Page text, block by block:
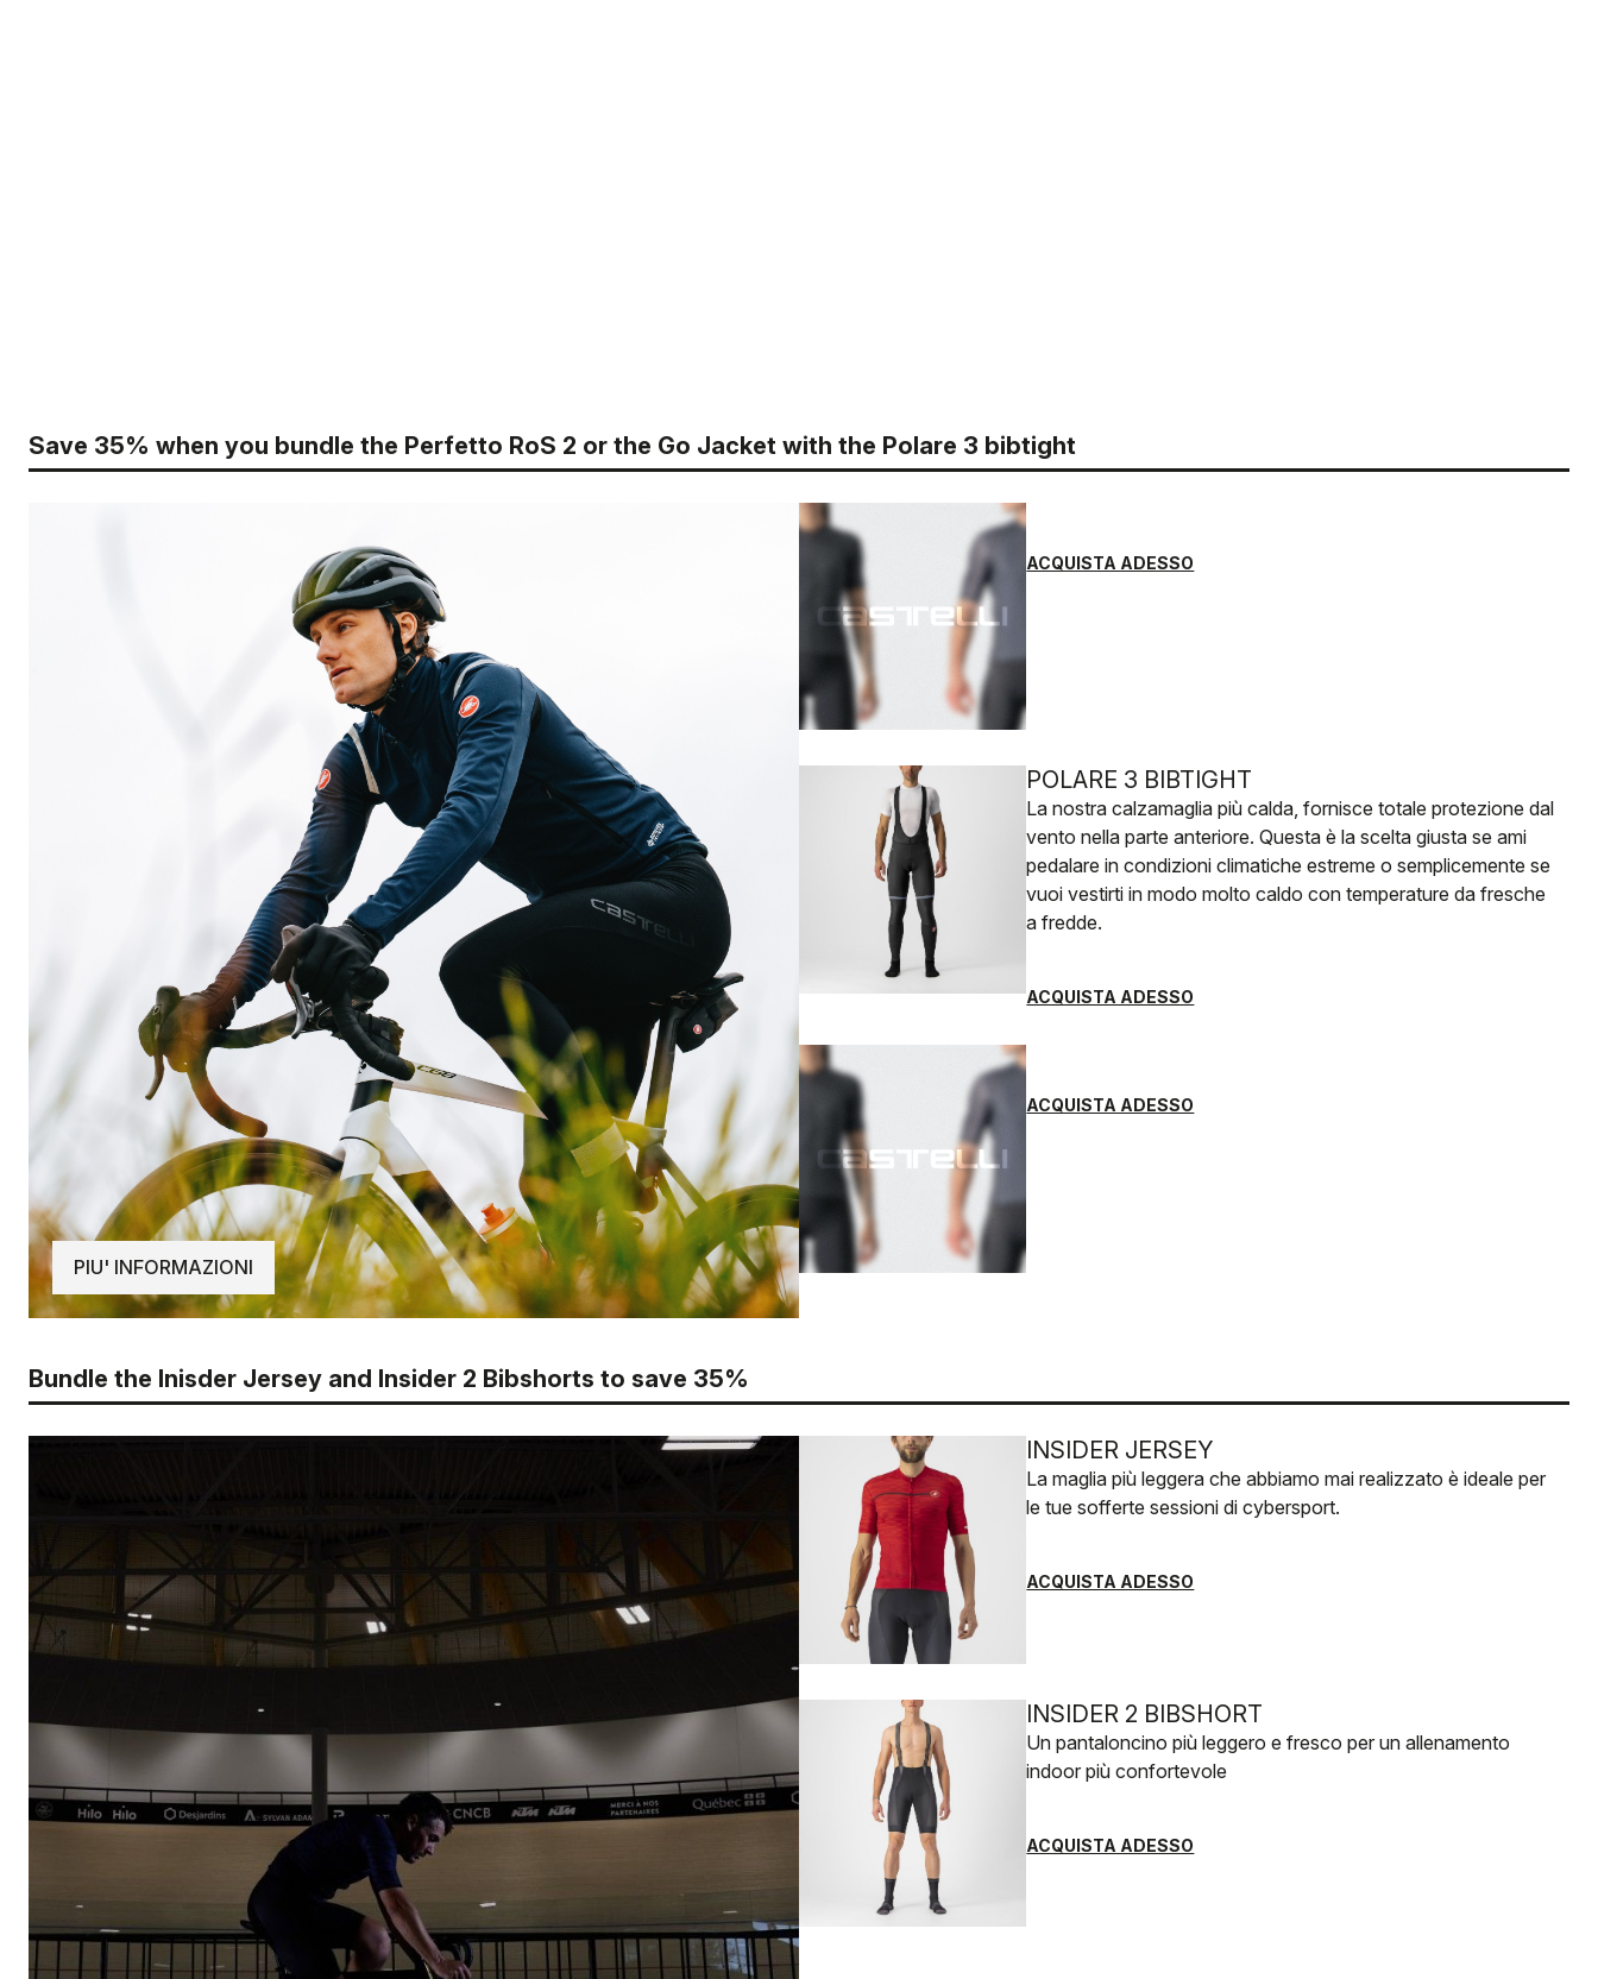
Save 35% when you bundle the Perfetto RoS 2 or the Go Jacket with the Polare 3 bibtight
PIU' INFORMAZIONI
ACQUISTA ADESSO
POLARE 3 BIBTIGHT
La nostra calzamaglia più calda, fornisce totale protezione dal
vento nella parte anteriore. Questa è la scelta giusta se ami
pedalare in condizioni climatiche estreme o semplicemente se
vuoi vestirti in modo molto caldo con temperature da fresche
a fredde.
ACQUISTA ADESSO
ACQUISTA ADESSO
Bundle the Inisder Jersey and Insider 2 Bibshorts to save 35%
INSIDER JERSEY
La maglia più leggera che abbiamo mai realizzato è ideale per
le tue sofferte sessioni di cybersport.
ACQUISTA ADESSO
INSIDER 2 BIBSHORT
Un pantaloncino più leggero e fresco per un allenamento
indoor più confortevole
ACQUISTA ADESSO